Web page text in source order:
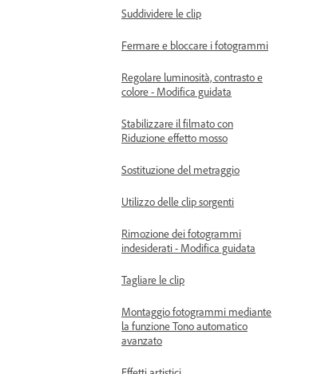
Suddividere le clip
Fermare e bloccare i fotogrammi
Regolare luminosità, contrasto e
colore - Modifica guidata
Stabilizzare il filmato con
Riduzione effetto mosso
Sostituzione del metraggio
Utilizzo delle clip sorgenti
Rimozione dei fotogrammi
indesiderati - Modifica guidata
Tagliare le clip
Montaggio fotogrammi mediante
la funzione Tono automatico
avanzato